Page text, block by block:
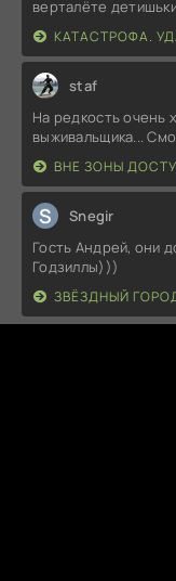
верталёте
КАТАСТРОФА.
staf
На редкость очень
выживальщика...
ВНЕ ЗОНЫ
S Snegir
Гость Андрей, они
Годзиллы)))
ЗВЁЗДНЫЙ